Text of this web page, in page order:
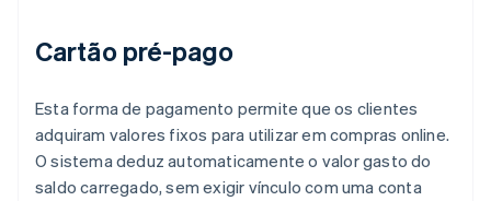
Cartão pré-pago
Esta forma de pagamento permite que os clientes
adquiram valores fixos para utilizar em compras online.
O sistema deduz automaticamente o valor gasto do
saldo carregado, sem exigir vínculo com uma conta